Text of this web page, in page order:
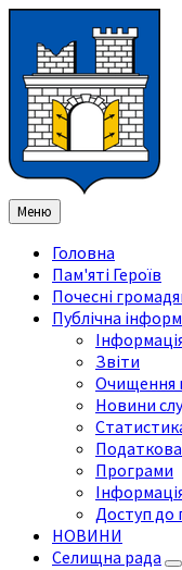
змісту
ліву
бічну
панель
праву
бічну
панель
нижнього
колонтитула
Меню
Головна
Пам'яті Героїв
Почесні
Публічна
Звіти
Очищення
Новини
Програми
Доступ до
НОВИНИ
Селищна рада